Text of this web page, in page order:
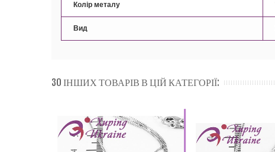
Колір металу
Вид
30 ІНШИХ ТОВАРІВ В ЦІЙ КАТЕГОРІЇ: